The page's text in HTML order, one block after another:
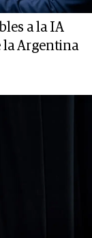
a la IA
la Argentina